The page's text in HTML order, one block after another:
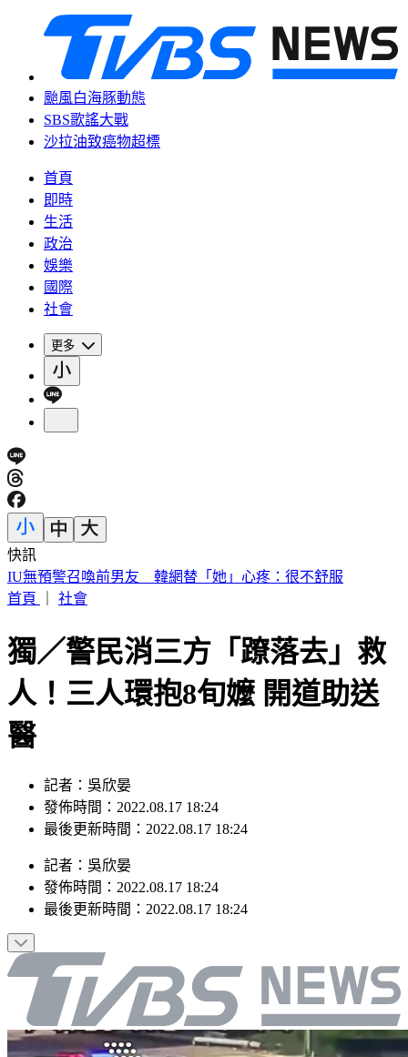
颱風白海豚動態
SBS歌謠大戰
沙拉油致癌物超標
首頁
即時
生活
政治
娛樂
國際
社會
更多
快訊
中國出入境新規將上路 陸委會曝「這類人」最危險
首頁
社會
獨／警民消三方「蹽落去」救
人！三人環抱8旬嬤 開道助送
醫
記者：吳欣晏
發佈時間：2022.08.17 18:24
最後更新時間：2022.08.17 18:24
記者 ： 吳欣晏
發佈時間： 2022.08.17 18:24
最後更新時間： 2022.08.17 18:24